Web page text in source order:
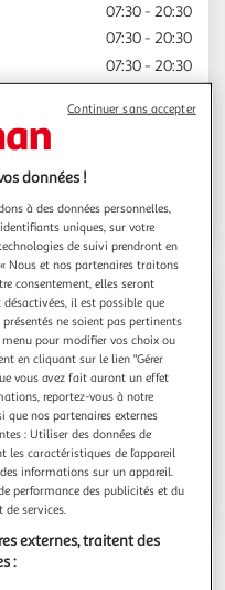
07:30 - 20:30
07:30 - 20:30
07:30 - 20:30
07:30 - 20:30
données !
à des données personnelles,
uniques, sur votre
de suivi prendront en
Nous et nos partenaires traitons
consentement, elles seront
il est possible que
ne soient pas pertinents
pour modifier vos choix ou
en cliquant sur le lien "Gérer
vous avez fait auront un effet
reportez-vous à notre
nos partenaires externes
: Utiliser des données de
caractéristiques de l’appareil
informations sur un appareil.
performance des publicités et du
de services.
externes, traitent des
:
Continuer sans accepter